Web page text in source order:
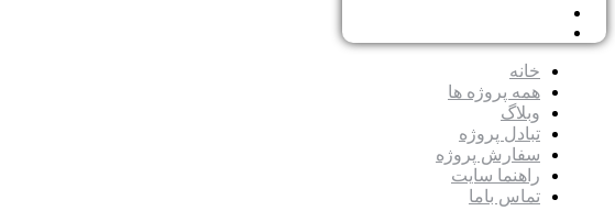
خانه
همه پروژه ها
وبلاگ
تبادل پروژه
سفارش پروژه
راهنما سایت
تماس باما